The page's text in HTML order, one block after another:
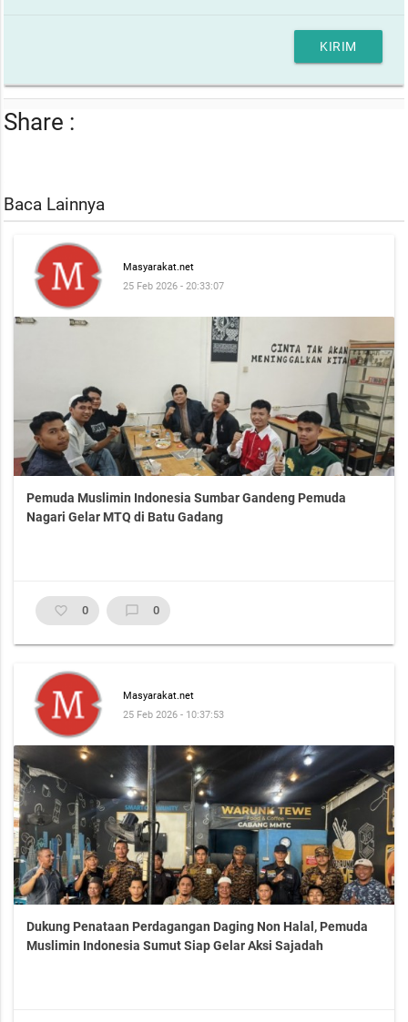
KIRIM
Share :
Baca Lainnya
Masyarakat.net
25 Feb 2026 - 20:33:07
Pemuda Muslimin Indonesia Sumbar Gandeng Pemuda
Nagari Gelar MTQ di Batu Gadang
favorite_border 0 chat_bubble_outline 0
Masyarakat.net
25 Feb 2026 - 10:37:53
Dukung Penataan Perdagangan Daging Non Halal, Pemuda
Muslimin Indonesia Sumut Siap Gelar Aksi Sajadah